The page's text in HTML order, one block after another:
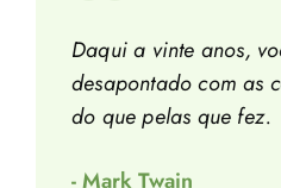
Daqui a vinte anos,
desapontado com as
do que pelas que fez.
- Mark Twain